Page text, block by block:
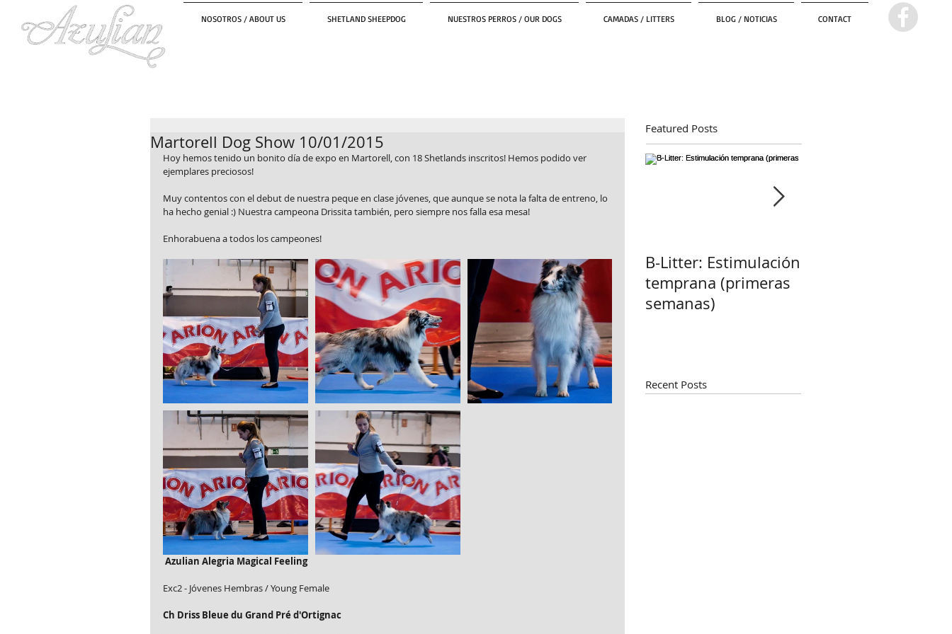
NOSOTROS / ABOUT US SHETLAND SHEEPDOG NUESTROS PERROS / OUR DOGS CAMADAS / LITTERS BLOG / NOTICIAS CONTACT
Martorell Dog Show 10/01/2015
Hoy hemos tenido un bonito día de expo en Martorell, con 18 Shetlands inscritos! Hemos podido ver
ejemplares preciosos!
Muy contentos con el debut de nuestra peque en clase jóvenes, que aunque se nota la falta de entreno, lo
ha hecho genial :) Nuestra campeona Drissita también, pero siempre nos falla esa mesa!
Enhorabuena a todos los campeones!
Azulian Alegria Magical Feeling
Exc2 - Jóvenes Hembras / Young Female
Ch Driss Bleue du Grand Pré d'Ortignac
Featured Posts
B-Litter: Estimulación
temprana (primeras
semanas)
Recent Posts